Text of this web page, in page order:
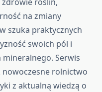
na zmiany
szuka praktycznych
swoich pól i
Serwis
nowoczesne rolnictwo
z aktualną wiedzą o